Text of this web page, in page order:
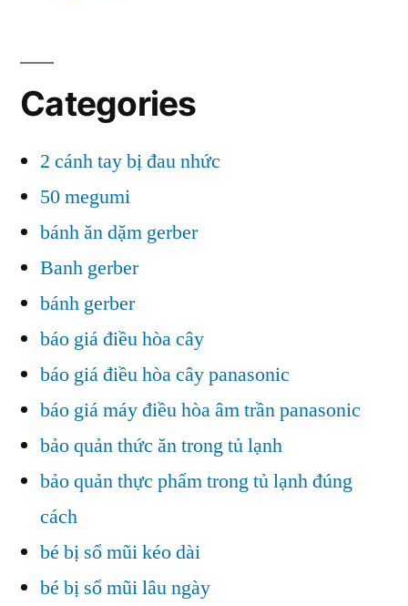
Categories
2 cánh tay bị đau nhức
50 megumi
bánh ăn dặm gerber
Banh gerber
bánh gerber
báo giá điều hòa cây
báo giá điều hòa cây panasonic
báo giá máy điều hòa âm trần panasonic
bảo quản thức ăn trong tủ lạnh
bảo quản thực phẩm trong tủ lạnh đúng
cách
bé bị sổ mũi kéo dài
bé bị sổ mũi lâu ngày